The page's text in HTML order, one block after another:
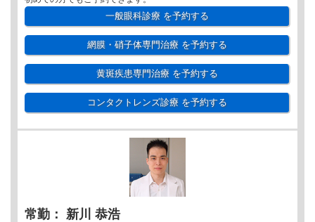
一般眼科診療を予約する
網膜・硝子体専門治療を予約する
黄斑疾患専門治療を予約する
コンタクトレンズ診療を予約する
常勤： 新川 恭浩